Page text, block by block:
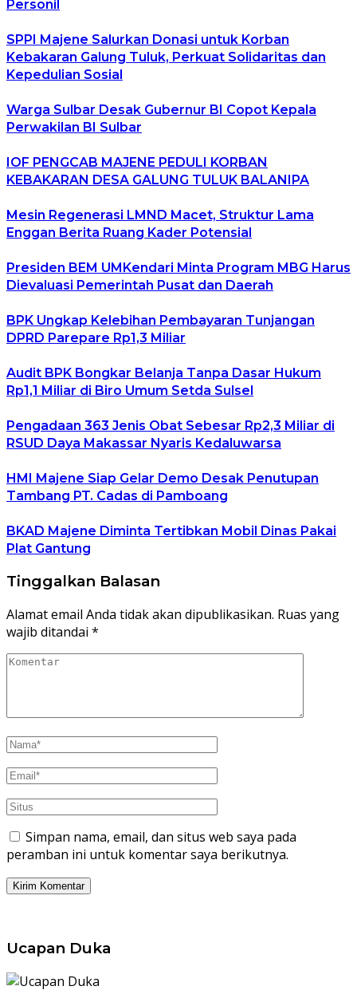
Personil
SPPI Majene Salurkan Donasi untuk Korban
Kebakaran Galung Tuluk, Perkuat Solidaritas dan
Kepedulian Sosial
Warga Sulbar Desak Gubernur BI Copot Kepala
Perwakilan BI Sulbar
IOF PENGCAB MAJENE PEDULI KORBAN
KEBAKARAN DESA GALUNG TULUK BALANIPA
Mesin Regenerasi LMND Macet, Struktur Lama
Enggan Berita Ruang Kader Potensial
Presiden BEM UMKendari Minta Program MBG Harus
Dievaluasi Pemerintah Pusat dan Daerah
BPK Ungkap Kelebihan Pembayaran Tunjangan
DPRD Parepare Rp1,3 Miliar
Audit BPK Bongkar Belanja Tanpa Dasar Hukum
Rp1,1 Miliar di Biro Umum Setda Sulsel
Pengadaan 363 Jenis Obat Sebesar Rp2,3 Miliar di
RSUD Daya Makassar Nyaris Kedaluwarsa
HMI Majene Siap Gelar Demo Desak Penutupan
Tambang PT. Cadas di Pamboang
BKAD Majene Diminta Tertibkan Mobil Dinas Pakai
Plat Gantung
Tinggalkan Balasan
Alamat email Anda tidak akan dipublikasikan. Ruas yang
wajib ditandai *
Simpan nama, email, dan situs web saya pada
peramban ini untuk komentar saya berikutnya.
Ucapan Duka